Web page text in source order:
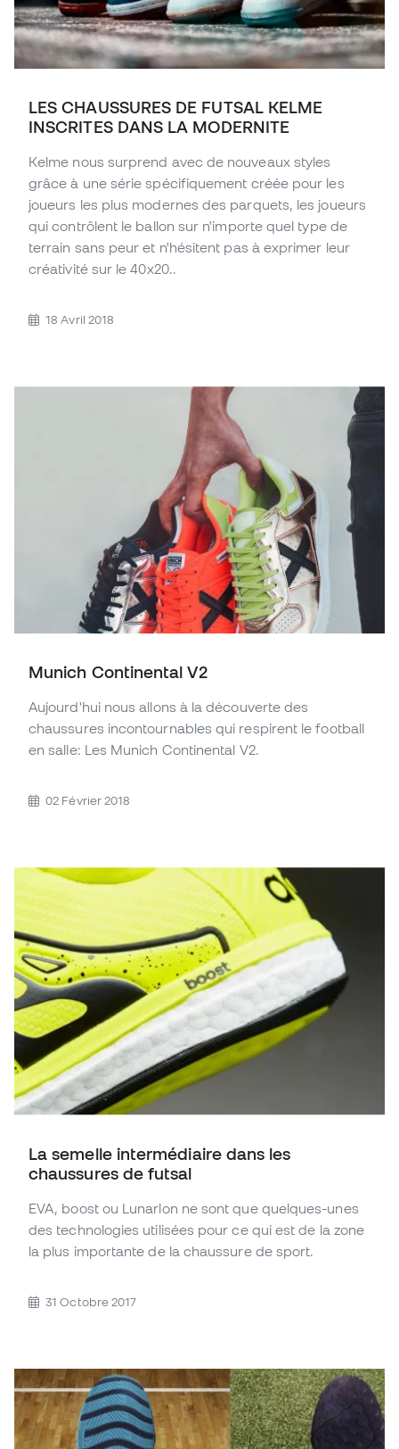
LES CHAUSSURES DE FUTSAL KELME
INSCRITES DANS LA MODERNITE
Kelme nous surprend avec de nouveaux styles
grâce à une série spécifiquement créée pour les
joueurs les plus modernes des parquets, les joueurs
qui contrôlent le ballon sur n'importe quel type de
terrain sans peur et n'hésitent pas à exprimer leur
créativité sur le 40x20..
18 Avril 2018
Munich Continental V2
Aujourd'hui nous allons à la découverte des
chaussures incontournables qui respirent le football
en salle: Les Munich Continental V2.
02 Février 2018
La semelle intermédiaire dans les
chaussures de futsal
EVA, boost ou Lunarlon ne sont que quelques-unes
des technologies utilisées pour ce qui est de la zone
la plus importante de la chaussure de sport.
31 Octobre 2017